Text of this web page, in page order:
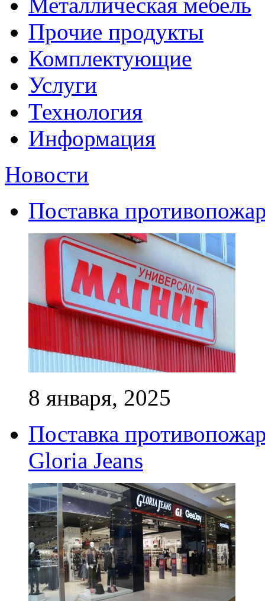
Прочие продукты
Комплектующие
Услуги
Технология
Информация
Новости
Поставка
8 января, 2025
Поставка
Gloria Jeans